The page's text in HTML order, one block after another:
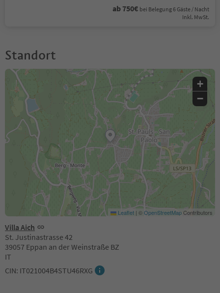
ab 750€ bei Belegung 6 Gäste / Nacht
Inkl. MwSt.
Standort
Villa Aich
St. Justinastrasse 42
39057 Eppan an der Weinstraße BZ
IT
CIN: IT021004B4STU46RXG
+
−
Leaflet | ©OpenStreetMapContributors